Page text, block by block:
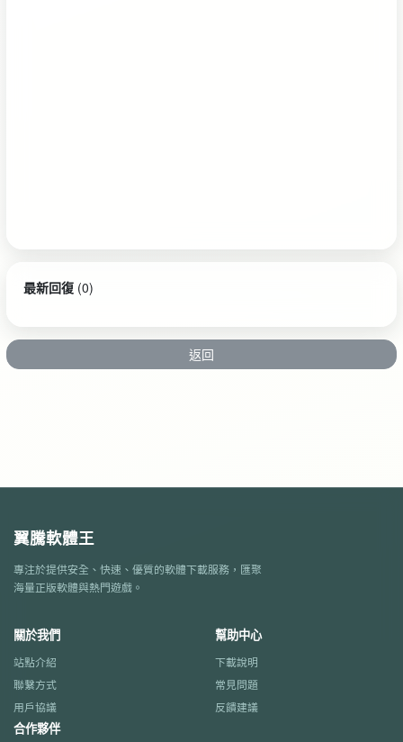
最新回復(0)
返回
翼騰軟體王
專注於提供安全、快速、優質的軟體下載服務，匯聚
海量正版軟體與熱門遊戲。
關於我們
站點介紹
聯繫方式
用戶協議
幫助中心
下載說明
常見問題
反饋建議
合作夥伴